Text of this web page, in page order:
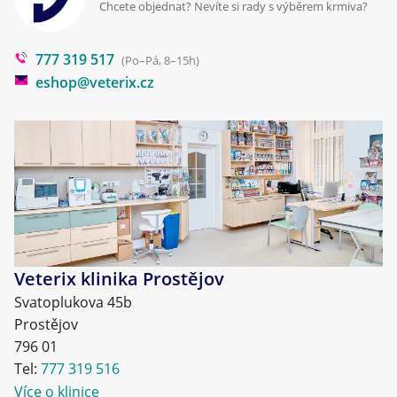
Poradna
Blog
Chcete objednat? Nevíte si rady s výběrem krmiva?
777 319 517 (Po–Pá, 8–15h)
eshop@veterix.cz
Veterix klinika Prostějov
Svatoplukova 45b
Prostějov
796 01
Tel: 777 319 516
Více o klinice